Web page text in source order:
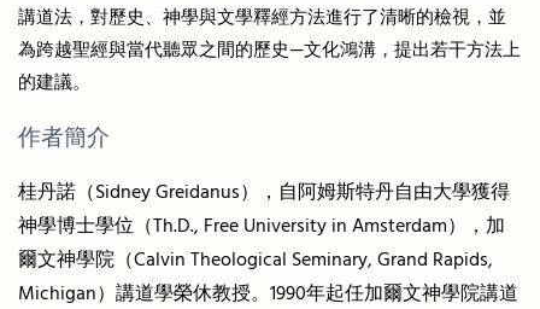
講道法，對歷史、神學與文學釋經方法進行了清晰的檢視，並
為跨越聖經與當代聽眾之間的歷史—文化鴻溝，提出若干方法上
的建議。
作者簡介
桂丹諾（Sidney Greidanus），自阿姆斯特丹自由大學獲得
神學博士學位（Th.D., Free University in Amsterdam），加
爾文神學院（Calvin Theological Seminary, Grand Rapids,
Michigan）講道學榮休教授。1990年起任加爾文神學院講道